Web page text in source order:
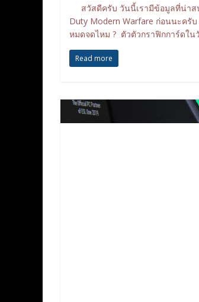
สวัสดีครับ วันนี้เรามีข้อมูลที่น่าสน
Duty Modern Warfare ก่อนนะครั
หมดจดไหม ? ตัวตัวกราฟิกการ์ดใน
Read more